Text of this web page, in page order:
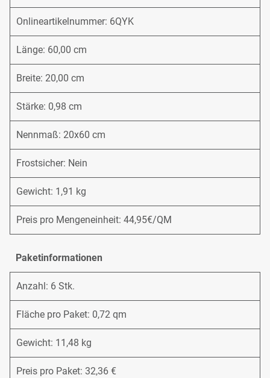
Onlineartikelnummer: 6QYK
Länge: 60,00 cm
Breite: 20,00 cm
Stärke: 0,98 cm
Nennmaß: 20x60 cm
Frostsicher: Nein
Gewicht: 1,91 kg
Preis pro Mengeneinheit: 44,95€/QM
Paketinformationen
Anzahl: 6 Stk.
Fläche pro Paket: 0,72 qm
Gewicht: 11,48 kg
Preis pro Paket: 32,36 €